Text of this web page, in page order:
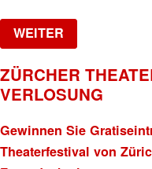
WEITER
ZÜRCHER
VERLOSUNG
Gewinnen Sie
Theaterfestival von